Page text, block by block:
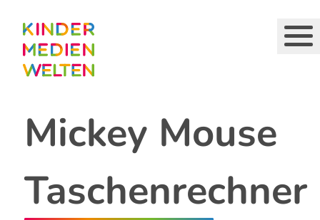
Inhalt
Mickey Mouse
Taschenrechner